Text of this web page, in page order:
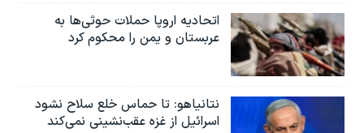
اتحادیه اروپا حملات حوثی‌ها به
عربستان و یمن را محکوم کرد
نتانیاهو: تا حماس خلع سلاح نشود
اسرائیل از غزه عقب‌نشینی نمی‌کند